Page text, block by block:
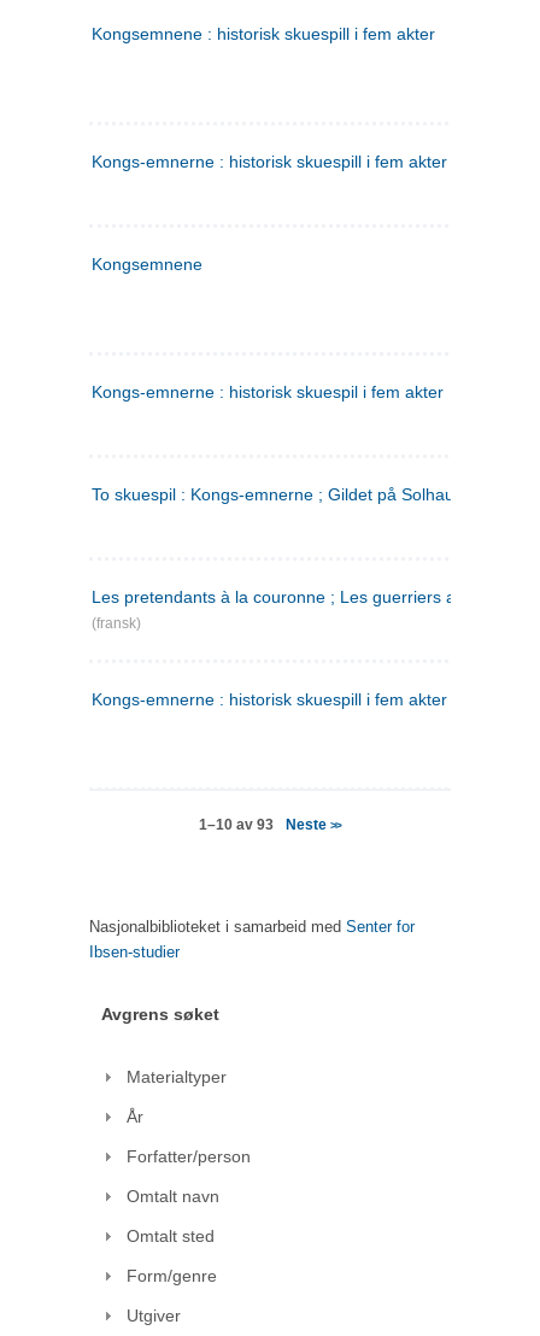
Kongsemnene : historisk skuespill i fem akter
Kongs-emnerne : historisk skuespill i fem akter
Kongsemnene
Kongs-emnerne : historisk skuespil i fem akter
To skuespil : Kongs-emnerne ; Gildet på Solhaug
Les pretendants à la couronne ; Les guerriers a Helgeland
(fransk)
Kongs-emnerne : historisk skuespill i fem akter
1–10 av 93 Neste>>
Nasjonalbiblioteket i samarbeid med Senter for
Ibsen-studier
Avgrens søket
Materialtyper
År
Forfatter/person
Omtalt navn
Omtalt sted
Form/genre
Utgiver